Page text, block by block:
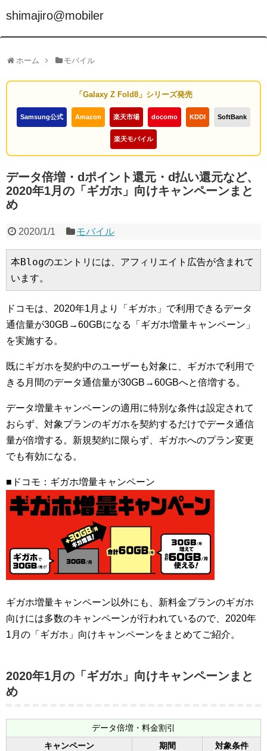
shimajiro@mobiler
ホーム モバイル
「Galaxy Z Fold8」シリーズ発売
Samsung公式 Amazon 楽天市場 docomo KDDI SoftBank
楽天モバイル
データ倍増・dポイント還元・d払い還元など、
2020年1月の「ギガホ」向けキャンペーンまと
め
2020/1/1 モバイル
本Blogのエントリには、アフィリエイト広告が含まれて
います。
ドコモは、2020年1月より「ギガホ」で利用できるデータ
通信量が30GB→60GBになる「ギガホ増量キャンペーン」
を実施する。
既にギガホを契約中のユーザーも対象に、ギガホで利用で
きる月間のデータ通信量が30GB→60GBへと倍増する。
データ増量キャンペーンの適用に特別な条件は設定されて
おらず、対象プランのギガホを契約するだけでデータ通信
量が倍増する。新規契約に限らず、ギガホへのプラン変更
でも有効になる。
■ドコモ：ギガホ増量キャンペーン
ギガホ増量キャンペーン以外にも、新料金プランのギガホ
向けには多数のキャンペーンが行われているので、2020年
1月の「ギガホ」向けキャンペーンをまとめてご紹介。
2020年1月の「ギガホ」向けキャンペーンまと
め
データ倍増・料金割引
キャンペーン
期間 対象条件